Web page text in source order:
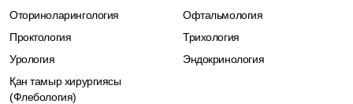
Оториноларингология
Офтальмология
Проктология
Трихология
Урология
Эндокринология
Қан тамыр хирургиясы
(Флебология)